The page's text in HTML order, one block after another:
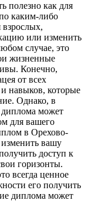
полезно как для
каким-либо
взрослых,
или изменить
случае, это
жизненные
Конечно,
от всех
навыков, которые
Однако, в
диплома может
для вашего
в Орехово-
вашу
доступ к
горизонты.
всегда ценное
его получить
диплома может